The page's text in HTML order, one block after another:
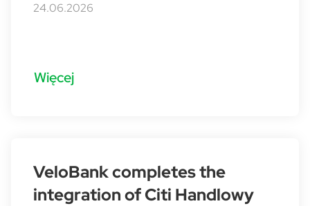
24.06.2026
Więcej
VeloBank completes the
integration of Citi Handlowy